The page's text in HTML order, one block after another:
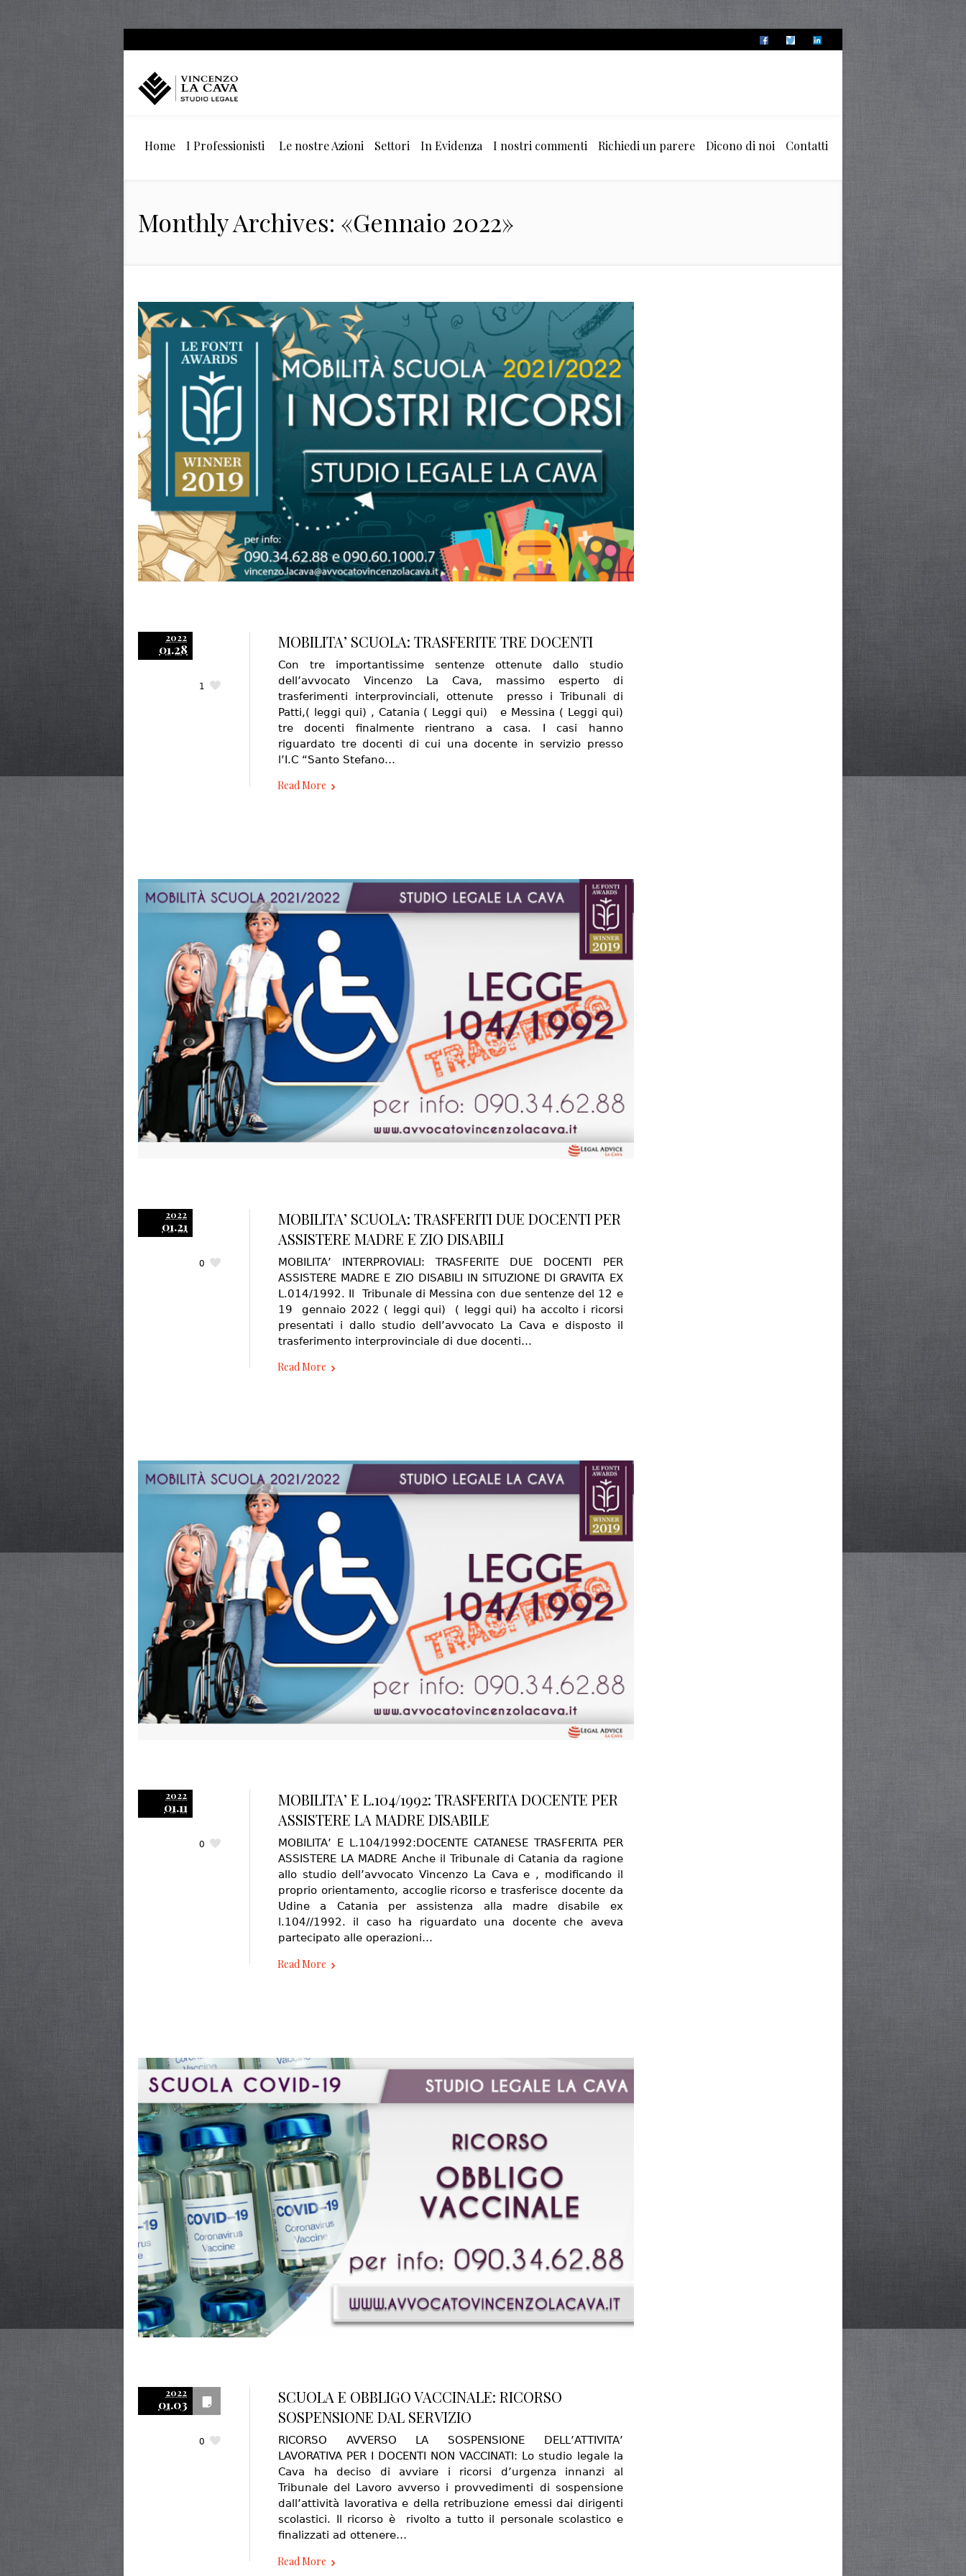
Home I Professionisti Le nostre Azioni Settori In Evidenza I nostri commenti Richiedi un parere Dicono di noi Contatti
Monthly Archives: «Gennaio 2022»
2022
01.28
1
MOBILITA’ SCUOLA: TRASFERITE TRE DOCENTI
Con tre importantissime sentenze ottenute dallo studio
dell’avvocato Vincenzo La Cava, massimo esperto di
trasferimenti interprovinciali, ottenute presso i Tribunali di
Patti,( leggi qui) , Catania ( Leggi qui) e Messina ( Leggi qui)
tre docenti finalmente rientrano a casa. I casi hanno
riguardato tre docenti di cui una docente in servizio presso
l’I.C “Santo Stefano…
Read More
2022
01.21
0
MOBILITA’ SCUOLA: TRASFERITI DUE DOCENTI PER
ASSISTERE MADRE E ZIO DISABILI
MOBILITA’ INTERPROVIALI: TRASFERITE DUE DOCENTI PER
ASSISTERE MADRE E ZIO DISABILI IN SITUZIONE DI GRAVITA EX
L.014/1992. Il Tribunale di Messina con due sentenze del 12 e
19 gennaio 2022 ( leggi qui) ( leggi qui) ha accolto i ricorsi
presentati i dallo studio dell’avvocato La Cava e disposto il
trasferimento interprovinciale di due docenti…
Read More
2022
01.11
0
MOBILITA’ E L.104/1992: TRASFERITA DOCENTE PER
ASSISTERE LA MADRE DISABILE
MOBILITA’ E L.104/1992:DOCENTE CATANESE TRASFERITA PER
ASSISTERE LA MADRE Anche il Tribunale di Catania da ragione
allo studio dell’avvocato Vincenzo La Cava e , modificando il
proprio orientamento, accoglie ricorso e trasferisce docente da
Udine a Catania per assistenza alla madre disabile ex
l.104//1992. il caso ha riguardato una docente che aveva
partecipato alle operazioni…
Read More
2022
01.03
0
SCUOLA E OBBLIGO VACCINALE: RICORSO
SOSPENSIONE DAL SERVIZIO
RICORSO AVVERSO LA SOSPENSIONE DELL’ATTIVITA’
LAVORATIVA PER I DOCENTI NON VACCINATI: Lo studio legale la
Cava ha deciso di avviare i ricorsi d’urgenza innanzi al
Tribunale del Lavoro avverso i provvedimenti di sospensione
dall’attività lavorativa e della retribuzione emessi dai dirigenti
scolastici. Il ricorso è rivolto a tutto il personale scolastico e
finalizzati ad ottenere…
Read More